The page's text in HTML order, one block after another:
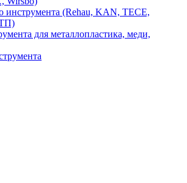
инструмента (Rehau, KAN, TECE,
для металлопластика, меди,